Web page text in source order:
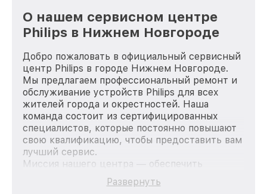
О нашем сервисном центре
Philips в Нижнем Новгороде
Добро пожаловать в официальный сервисный
центр Philips в городе Нижнем Новгороде.
Мы предлагаем профессиональный ремонт и
обслуживание устройств Philips для всех
жителей города и окрестностей. Наша
команда состоит из сертифицированных
специалистов, которые постоянно повышают
свою квалификацию, чтобы предоставить вам
лучший сервис.
Миссия нашего центра — обеспечить
качественный и доступный ремонт для
каждого пользователя продукции Philips, вне
Развернуть